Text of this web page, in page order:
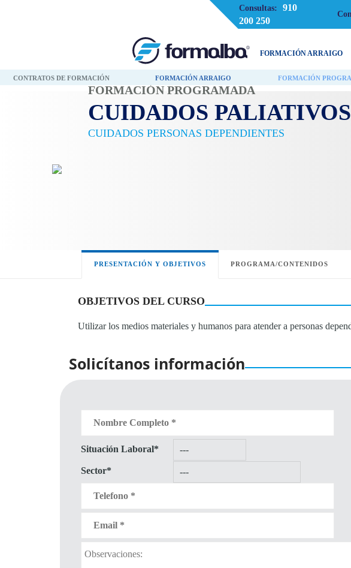
Consultas:
910
200 250
FORMACIÓN ARRAIGO
CONTRATOS DE FORMACIÓN FORMACIÓN ARRAIGO FORMACIÓN
FORMACIÓN PROGRAMADA
CUIDADOS PALIATIVOS
CUIDADOS PERSONAS DEPENDIENTES
PRESENTACIÓN Y OBJETIVOS PROGRAMA/CONTENIDOS
OBJETIVOS DEL CURSO
Utilizar los medios materiales y humanos para atender a personas
Solicítanos información
Situación Laboral*
Sector*